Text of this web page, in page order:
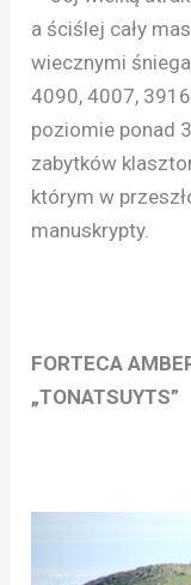
a ściślej cały
wiecznymi
4090, 4007,
poziomie ponad
zabytków
którym w
manuskrypty.
FORTECA
„TONATSUYTS”